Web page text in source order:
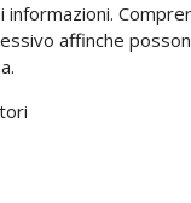
informazioni.
affinche